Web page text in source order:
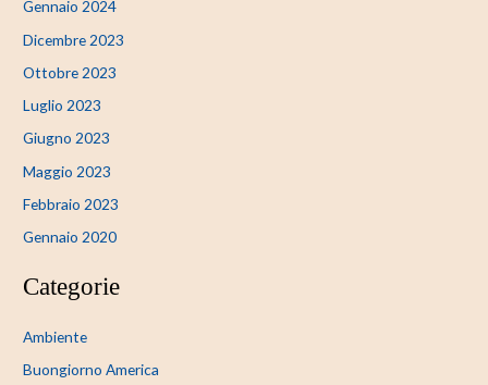
Gennaio 2024
Dicembre 2023
Ottobre 2023
Luglio 2023
Giugno 2023
Maggio 2023
Febbraio 2023
Gennaio 2020
Categorie
Ambiente
Buongiorno America